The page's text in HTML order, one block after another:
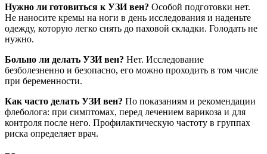
Нужно ли готовиться к УЗИ вен? Особой подготовки нет.
Не наносите кремы на ноги в день исследования и наденьте
одежду, которую легко снять до паховой складки. Голодать не
нужно.
Больно ли делать УЗИ вен? Нет. Исследование
безболезненно и безопасно, его можно проходить в том числе
при беременности.
Как часто делать УЗИ вен? По показаниям и рекомендации
флеболога: при симптомах, перед лечением варикоза и для
контроля после него. Профилактическую частоту в группах
риска определяет врач.